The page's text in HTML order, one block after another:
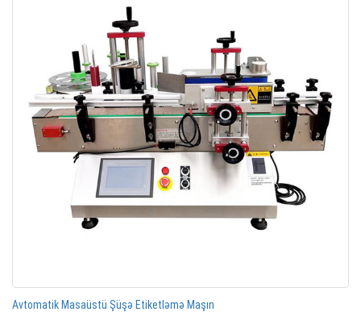
Avtomatik Masaüstü Şüşə Etiketləmə Maşın